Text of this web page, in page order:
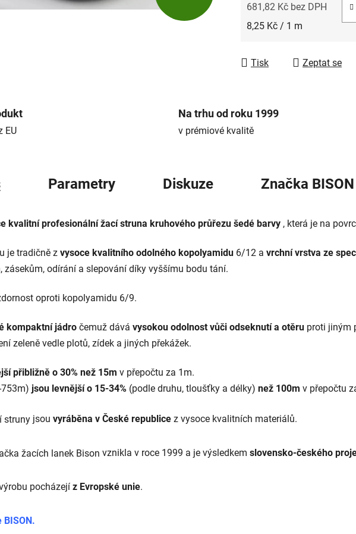
681,82 Kč bez DPH
Měrná cena:
8,25 Kč / 1 m
Tisk Zeptat se
EU
Na trhu od roku 1999
v prémiové kvalitě
Parametry Diskuze Značka BISON
kvalitní profesionální žací struna kruhového průřezu šedé barvy , která je na
je tradičně z vysoce kvalitního odolného kopolyamidu 6/12 a vrchní vrstva ze
zásekům, odírání a slepování díky vyššímu bodu tání.
oproti kopolyamidu 6/9.
kompaktní jádro čemuž dává vysokou odolnost vůči odseknutí a otěru proti jiným
zeleně vedle plotů, zídek a jiných překážek.
přibližně o 30% než 15m v přepočtu za 1m.
jsou levnější o 15-34% (podle druhu, tloušťky a délky) než 100m v přepočtu
struny jsou vyráběna v České republice z vysoce kvalitních materiálů.
žacích lanek Bison vznikla v roce 1999 a je výsledkem slovensko-českého
pocházejí z Evropské unie.
BISON.